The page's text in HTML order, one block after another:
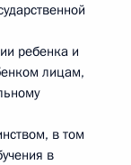
ребенка и
лицам,
в том
в